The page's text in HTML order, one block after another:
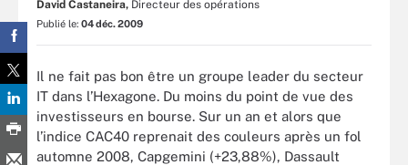
David Castaneira, Directeur des opérations
Publié le: 04 déc. 2009
Il ne fait pas bon être un groupe leader du secteur
IT dans l’Hexagone. Du moins du point de vue des
investisseurs en bourse. Sur un an et alors que
l’indice CAC40 reprenait des couleurs après un fol
automne 2008, Capgemini (+23,88%), Dassault